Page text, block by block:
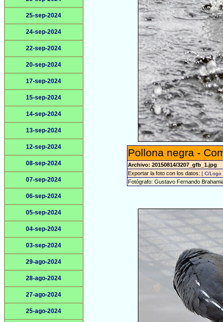
25-sep-2024
24-sep-2024
22-sep-2024
20-sep-2024
17-sep-2024
15-sep-2024
14-sep-2024
13-sep-2024
12-sep-2024
08-sep-2024
07-sep-2024
06-sep-2024
05-sep-2024
04-sep-2024
03-sep-2024
29-ago-2024
28-ago-2024
27-ago-2024
25-ago-2024
Pollona negra -
Archivo: 20150814/3207_gfb_1.jpg
Exportar la foto con los datos:[ C/Logo
Fotógrafo: Gustavo Fernando